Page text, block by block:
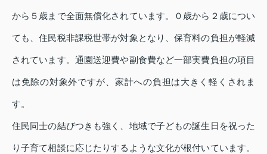
から５歳まで全面無償化されています。０歳から２歳につい
ても、住民税非課税世帯が対象となり、保育料の負担が軽減
されています。通園送迎費や副食費など一部実費負担の項目
は免除の対象外ですが、家計への負担は大きく軽くされま
す。
住民同士の結びつきも強く、地域で子どもの誕生日を祝った
り子育て相談に応じたりするような文化が根付いています。